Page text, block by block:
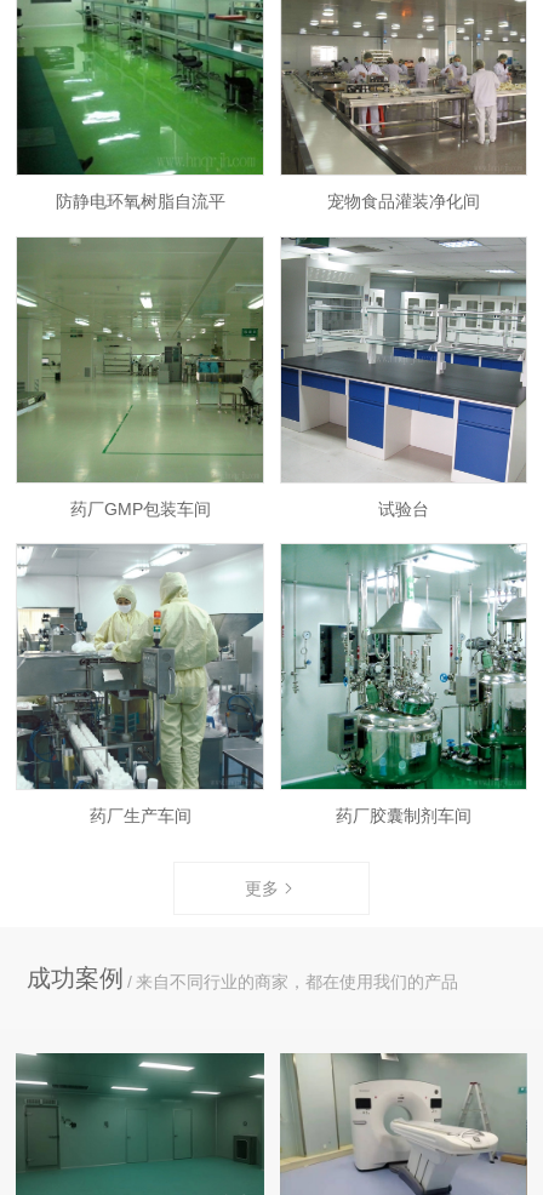
防静电环氧树脂自流平 宠物食品灌装净化间
药厂GMP包装车间 试验台
药厂生产车间 药厂胶囊制剂车间
更多
成功案例 来自不同行业的商家，都在使用我们的产品